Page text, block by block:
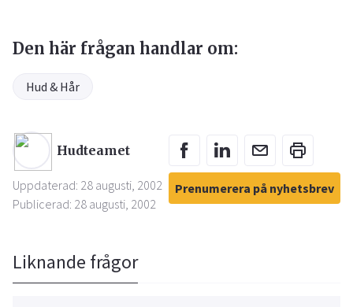
Den här frågan handlar om:
Hud & Hår
Hudteamet
Uppdaterad: 28 augusti, 2002
Publicerad: 28 augusti, 2002
Prenumerera på nyhetsbrev
Liknande frågor